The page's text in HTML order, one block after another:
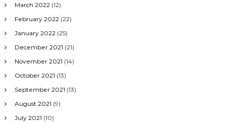
March 2022 (12)
February 2022 (22)
January 2022 (25)
December 2021 (21)
November 2021 (14)
October 2021 (13)
September 2021 (13)
August 2021 (9)
July 2021 (10)